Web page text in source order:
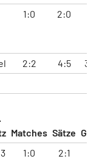
1:0 2:0
2:2 4:5
Matches Sätze
1:0 2:1